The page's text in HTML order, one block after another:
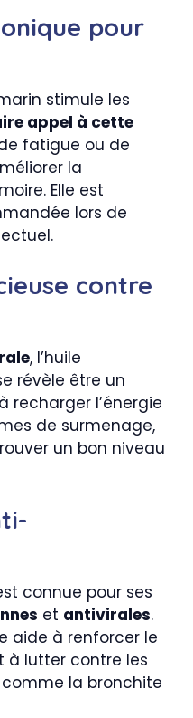
pour
stimule les
appel à cette
fatigue ou de
la
Elle est
lors de
contre
, l’huile
révèle être un
recharger l’énergie
de surmenage,
un bon niveau
connue pour ses
et antivirales.
aide à renforcer le
à lutter contre les
la bronchite